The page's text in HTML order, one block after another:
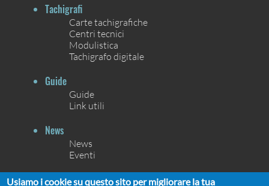
Tachigrafi
Carte tachigrafiche
Centri tecnici
Modulistica
Tachigrafo digitale
Guide
Guide
Link utili
News
News
Eventi
Contatti
Usiamo i cookie su questo sito per migliorare la tua